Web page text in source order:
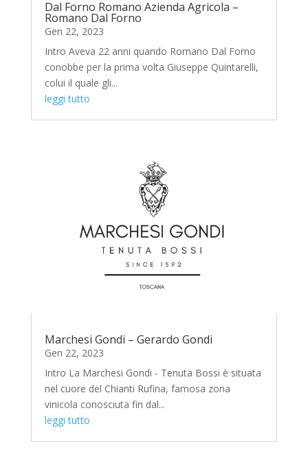
Dal Forno Romano Azienda Agricola –
Romano Dal Forno
Gen 22, 2023
Intro Aveva 22 anni quando Romano Dal Forno
conobbe per la prima volta Giuseppe Quintarelli,
colui il quale gli...
leggi tutto
Marchesi Gondi – Gerardo Gondi
Gen 22, 2023
Intro La Marchesi Gondi - Tenuta Bossi è situata
nel cuore del Chianti Rufina, famosa zona
vinicola conosciuta fin dal...
leggi tutto